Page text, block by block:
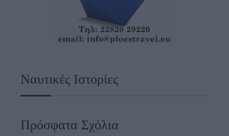
Ναυτικές Ιστορίες
Πρόσφατα Σχόλια